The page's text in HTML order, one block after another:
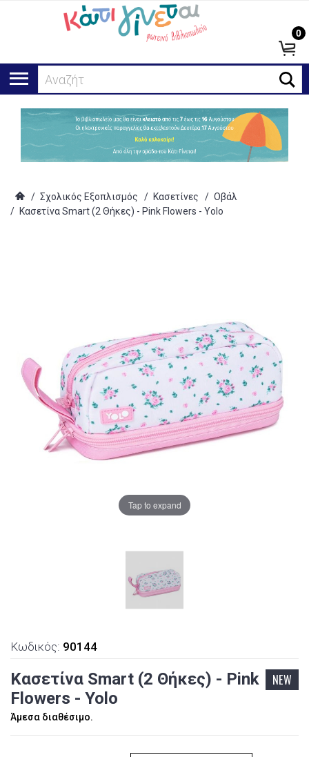
Αναζήτηση.
0
/ Σχολικός Εξοπλισμός / Κασετίνες / Οβάλ
/ Κασετίνα Smart (2 Θήκες) - Pink Flowers - Yolo
Tap to expand
Κωδικός: 90144
Κασετίνα Smart (2 Θήκες) - Pink
Flowers - Yolo
NEW
Άμεσα διαθέσιμο.